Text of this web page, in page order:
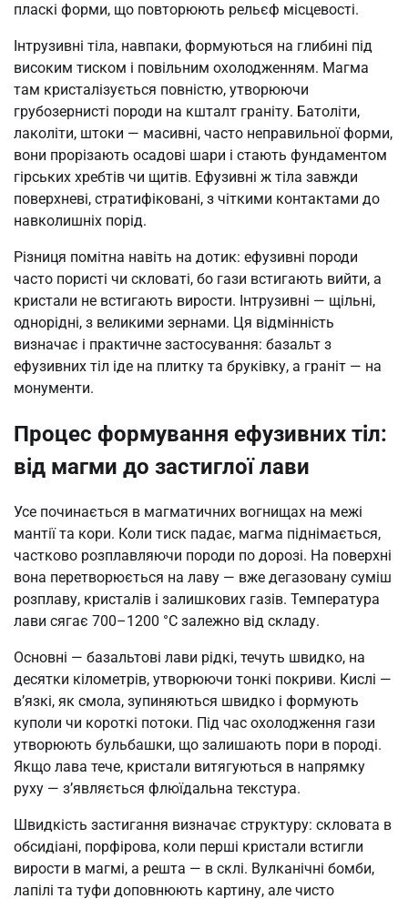
пласкі форми, що повторюють рельєф місцевості.
Інтрузивні тіла, навпаки, формуються на глибині під
високим тиском і повільним охолодженням. Магма
там кристалізується повністю, утворюючи
грубозернисті породи на кшталт граніту. Батоліти,
лаколіти, штоки — масивні, часто неправильної форми,
вони прорізають осадові шари і стають фундаментом
гірських хребтів чи щитів. Ефузивні ж тіла завжди
поверхневі, стратифіковані, з чіткими контактами до
навколишніх порід.
Різниця помітна навіть на дотик: ефузивні породи
часто пористі чи скловаті, бо гази встигають вийти, а
кристали не встигають вирости. Інтрузивні — щільні,
однорідні, з великими зернами. Ця відмінність
визначає і практичне застосування: базальт з
ефузивних тіл іде на плитку та бруківку, а граніт — на
монументи.
Процес формування ефузивних тіл:
від магми до застиглої лави
Усе починається в магматичних вогнищах на межі
мантії та кори. Коли тиск падає, магма піднімається,
частково розплавляючи породи по дорозі. На поверхні
вона перетворюється на лаву — вже дегазовану суміш
розплаву, кристалів і залишкових газів. Температура
лави сягає 700–1200 °C залежно від складу.
Основні — базальтові лави рідкі, течуть швидко, на
десятки кілометрів, утворюючи тонкі покриви. Кислі —
в’язкі, як смола, зупиняються швидко і формують
куполи чи короткі потоки. Під час охолодження гази
утворюють бульбашки, що залишають пори в породі.
Якщо лава тече, кристали витягуються в напрямку
руху — з’являється флюїдальна текстура.
Швидкість застигання визначає структуру: скловата в
обсидіані, порфірова, коли перші кристали встигли
вирости в магмі, а решта — в склі. Вулканічні бомби,
лапілі та туфи доповнюють картину, але чисто